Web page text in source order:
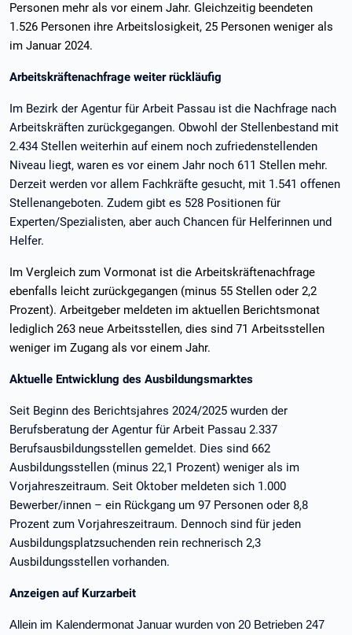
Personen mehr als vor einem Jahr. Gleichzeitig beendeten
1.526 Personen ihre Arbeitslosigkeit, 25 Personen weniger als
im Januar 2024.
Arbeitskräftenachfrage weiter rückläufig
Im Bezirk der Agentur für Arbeit Passau ist die Nachfrage nach
Arbeitskräften zurückgegangen. Obwohl der Stellenbestand mit
2.434 Stellen weiterhin auf einem noch zufriedenstellenden
Niveau liegt, waren es vor einem Jahr noch 611 Stellen mehr.
Derzeit werden vor allem Fachkräfte gesucht, mit 1.541 offenen
Stellenangeboten. Zudem gibt es 528 Positionen für
Experten/Spezialisten, aber auch Chancen für Helferinnen und
Helfer.
Im Vergleich zum Vormonat ist die Arbeitskräftenachfrage
ebenfalls leicht zurückgegangen (minus 55 Stellen oder 2,2
Prozent). Arbeitgeber meldeten im aktuellen Berichtsmonat
lediglich 263 neue Arbeitsstellen, dies sind 71 Arbeitsstellen
weniger im Zugang als vor einem Jahr.
Aktuelle Entwicklung des Ausbildungsmarktes
Seit Beginn des Berichtsjahres 2024/2025 wurden der
Berufsberatung der Agentur für Arbeit Passau 2.337
Berufsausbildungsstellen gemeldet. Dies sind 662
Ausbildungsstellen (minus 22,1 Prozent) weniger als im
Vorjahreszeitraum. Seit Oktober meldeten sich 1.000
Bewerber/innen – ein Rückgang um 97 Personen oder 8,8
Prozent zum Vorjahreszeitraum. Dennoch sind für jeden
Ausbildungsplatzsuchenden rein rechnerisch 2,3
Ausbildungsstellen vorhanden.
Anzeigen auf Kurzarbeit
Allein im Kalendermonat Januar wurden von 20 Betrieben 247